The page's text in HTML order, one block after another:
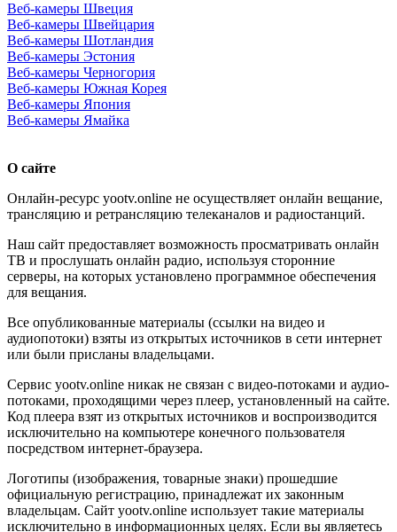
Веб-камеры Швеция
Веб-камеры Швейцария
Веб-камеры Шотландия
Веб-камеры Эстония
Веб-камеры Черногория
Веб-камеры Южная Корея
Веб-камеры Япония
Веб-камеры Ямайка
О сайте
Онлайн-ресурс yootv.online не осуществляет онлайн вещание,
трансляцию и ретрансляцию телеканалов и радиостанций.
Наш сайт предоставляет возможность просматривать онлайн
ТВ и прослушать онлайн радио, используя сторонние
серверы, на которых установлено программное обеспечения
для вещания.
Все опубликованные материалы (ссылки на видео и
аудиопотоки) взяты из открытых источников в сети интернет
или были присланы владельцами.
Сервис yootv.online никак не связан с видео-потоками и аудио-
потоками, проходящими через плеер, установленный на сайте.
Код плеера взят из открытых источников и воспроизводится
исключительно на компьютере конечного пользователя
посредством интернет-браузера.
Логотипы (изображения, товарные знаки) прошедшие
официальную регистрацию, принадлежат их законным
владельцам. Сайт yootv.online использует такие материалы
исключительно в информационных целях. Если вы являетесь